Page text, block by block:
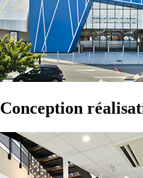
Conception